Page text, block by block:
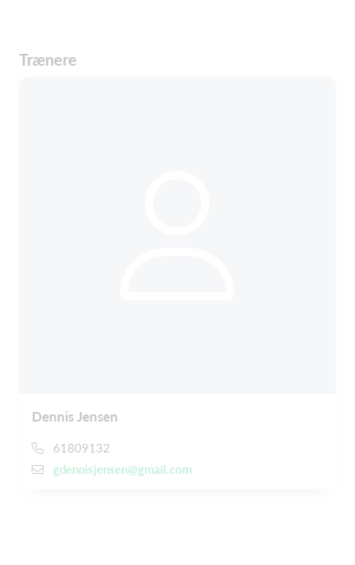
Trænere
Dennis Jensen
61809132
gdennisjensen@gmail.com